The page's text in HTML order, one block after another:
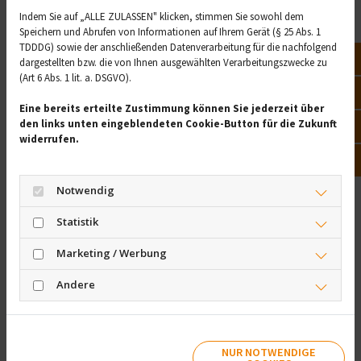
Herzfehler oder Fehlbildungen am Darm heutzutage
operiert werden. Deshalb ist die Lebenserwartung von
Menschen mit Down-Syndrom heute wesentlich höher
als noch vor 50 Jahren. Kinder mit Trisomie 21 können
Schule besuchen, wo sie speziell gefördert werden, was
ihnen auch im späteren Leben hilft. Heute gibt es
Studium abschließen, was früher nicht für möglich
gehalten wurde.
Früher für das Alter
vorsorgen
Dennoch haben Menschen mit Trisomie 21 auch im Alter
Risiko, an Demenz zu erkranken, erhöht. Demenz kann
Indem Sie auf „ALLE ZULASSEN" klicken, stimmen Sie sowohl dem
Speichern und Abrufen von Informationen auf Ihrem Gerät (§ 25 Abs. 1
TDDDG) sowie der anschließenden Datenverarbeitung für die nachfolgend
dargestellten bzw. die von Ihnen ausgewählten Verarbeitungszwecke zu
(Art 6 Abs. 1 lit. a. DSGVO).
Eine bereits erteilte Zustimmung können Sie jederzeit über
den links unten eingeblendeten Cookie-Button für die Zukunft
widerrufen.
Notwendig
Statistik
Marketing / Werbung
Andere
NUR NOTWENDIGE